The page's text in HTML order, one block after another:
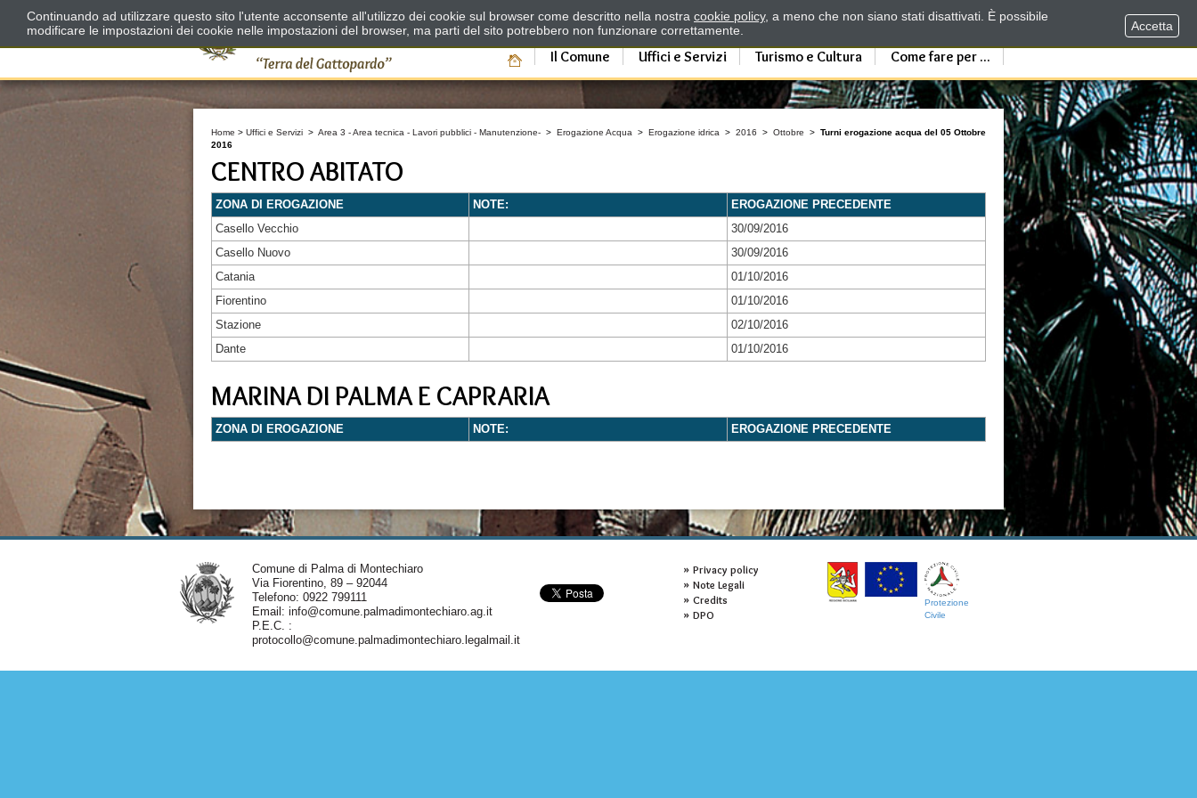
Il Comune Uffici e Servizi Turismo e Cultura Come fare per ...
Home > Uffici e Servizi > Area 3 - Area tecnica - Lavori pubblici - Manutenzione- > Erogazione Acqua > Erogazione idrica > 2016 > Ottobre > Turni erogazione acqua del 05 Ottobre
2016
CENTRO ABITATO
ZONA DI EROGAZIONE NOTE:
EROGAZIONE PRECEDENTE
Casello Vecchio
30/09/2016
Casello Nuovo
30/09/2016
Catania
01/10/2016
Fiorentino
01/10/2016
Stazione
02/10/2016
Dante
01/10/2016
MARINA DI PALMA E CAPRARIA
ZONA DI EROGAZIONE NOTE: EROGAZIONE PRECEDENTE
Comune di Palma di Montechiaro
Via Fiorentino, 89 – 92044
Telefono: 0922 799111
Email: info@comune.palmadimontechiaro.ag.it
P.E.C. :
protocollo@comune.palmadimontechiaro.legalmail.it
Privacy policy
Note Legali
Credits
DPO
Protezione
Civile
Continuando ad utilizzare questo sito l'utente acconsente all'utilizzo dei cookie sul browser come descritto nella nostra cookie policy, a meno che non siano stati disattivati. È possibile
modificare le impostazioni dei cookie nelle impostazioni del browser, ma parti del sito potrebbero non funzionare correttamente.
Accetta